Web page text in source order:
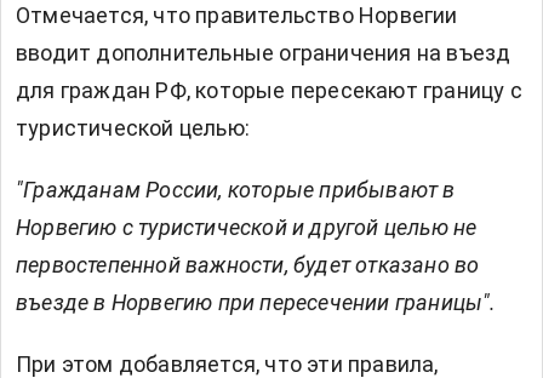
Отмечается, что правительство Норвегии
вводит дополнительные ограничения на въезд
для граждан РФ, которые пересекают границу с
туристической целью:
"Гражданам России, которые прибывают в
Норвегию с туристической и другой целью не
первостепенной важности, будет отказано во
въезде в Норвегию при пересечении границы".
При этом добавляется, что эти правила,